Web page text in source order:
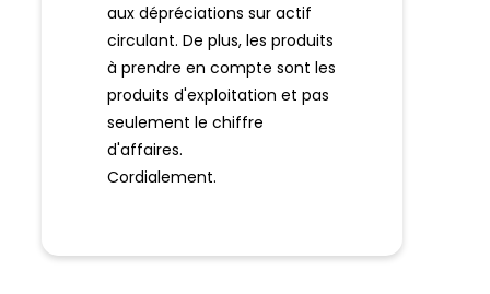
aux dépréciations sur actif
circulant. De plus, les produits
à prendre en compte sont les
produits d'exploitation et pas
seulement le chiffre
d'affaires.
Cordialement.